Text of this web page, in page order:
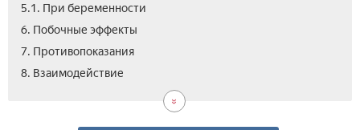
5.1. При беременности
6. Побочные эффекты
7. Противопоказания
8. Взаимодействие